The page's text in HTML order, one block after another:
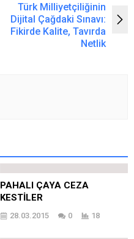
Türk Milliyetçiliğinin
Dijital Çağdaki Sınavı:
Fikirde Kalite, Tavırda
Netlik
PAHALI ÇAYA CEZA
KESTİLER
28.03.2015 0 18